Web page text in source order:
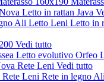
Letto in rattan Java
Ali Letto Leni Letto in
Vedi tutto
Letto evolutivo Orfeo
Rete Leni Vedi tutto
Rete Leni Rete in legno Ali